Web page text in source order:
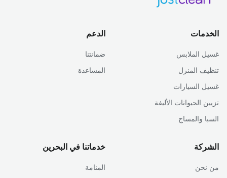
الخدمات
غسيل الملابس
تنظيف المنزل
غسيل السيارات
تزيين الحيوانات الأليفة
السبا والمساج
الدعم
ضمانتنا
المساعدة
الشركة
من نحن
خدماتنا في البحرين
المنامة